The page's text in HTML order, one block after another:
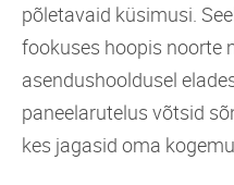
põletavaid küsimusi.
fookuses hoopis noorte
asendushooldusel
paneelarutelus võtsid
kes jagasid oma